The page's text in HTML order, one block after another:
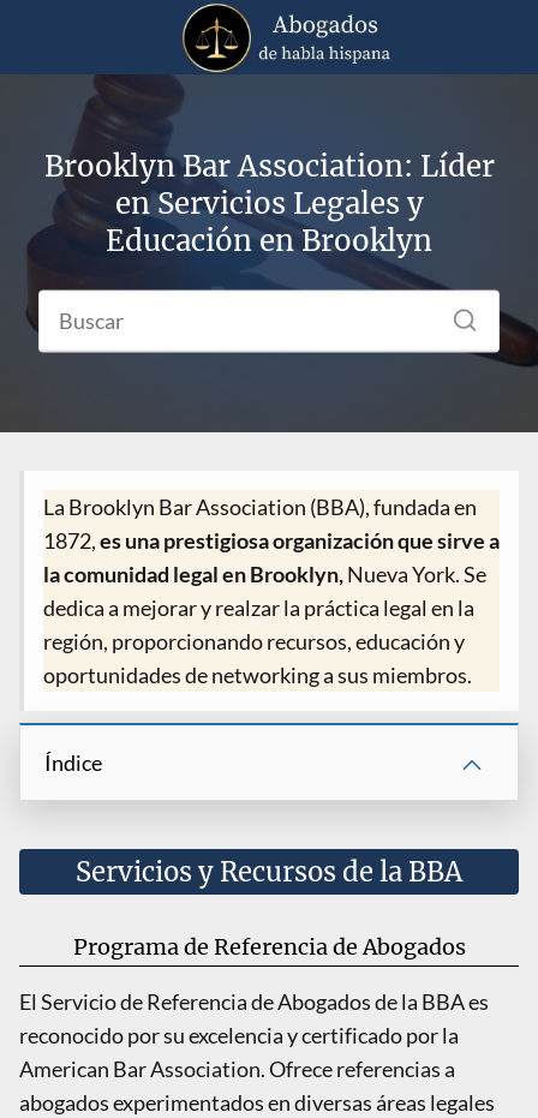
Brooklyn Bar Association: Líder
en Servicios Legales y
Educación en Brooklyn
La Brooklyn Bar Association (BBA), fundada en
1872,es una prestigiosa organización que sirve a
la comunidad legal en Brooklyn,Nueva York. Se
dedica a mejorar y realzar la práctica legal en la
región, proporcionando recursos, educación y
oportunidades de networking a sus miembros.
Índice
Servicios y Recursos de la BBA
Programa de Referencia de Abogados
El Servicio de Referencia de Abogados de la BBA es
reconocido por su excelencia y certificado por la
American Bar Association. Ofrece referencias a
abogados experimentados en diversas áreas legales